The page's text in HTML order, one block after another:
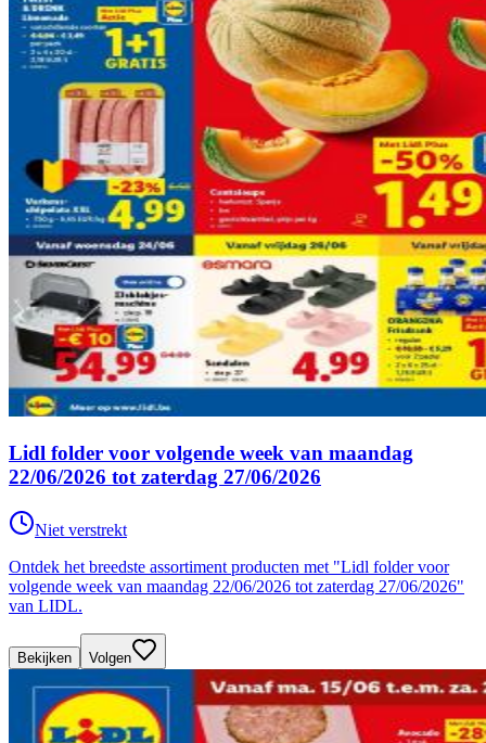
Lidl folder voor volgende week van maandag
22/06/2026 tot zaterdag 27/06/2026
Niet verstrekt
Ontdek het breedste assortiment producten met "Lidl folder voor
volgende week van maandag 22/06/2026 tot zaterdag 27/06/2026"
van LIDL.
Bekijken Volgen